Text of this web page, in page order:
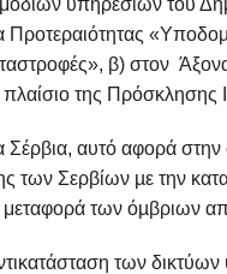
υπηρεσιών του
β) στον
της
Σέρβια, αυτό αφορά
των Σερβίων µε την
μεταφορά των όµβριων
των